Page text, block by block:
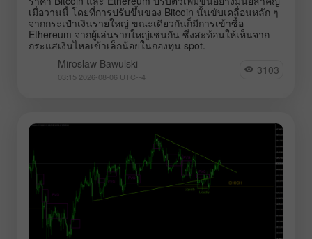
เมื่อวานนี้ โดยที่การปรับขึ้นของ Bitcoin นั้นขับเคลื่อนหลัก ๆ
จากกระเป๋าเงินรายใหญ่ ขณะเดียวกันก็มีการเข้าซื้อ
Ethereum จากผู้เล่นรายใหญ่เช่นกัน ซึ่งสะท้อนให้เห็นจาก
กระแสเงินไหลเข้าเล็กน้อยในกองทุน spot.
Miroslaw Bawulski
03:15 2026-08-06 UTC--4 3103